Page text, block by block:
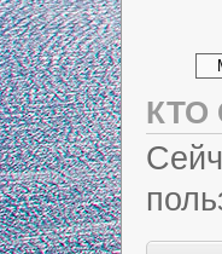
КТО